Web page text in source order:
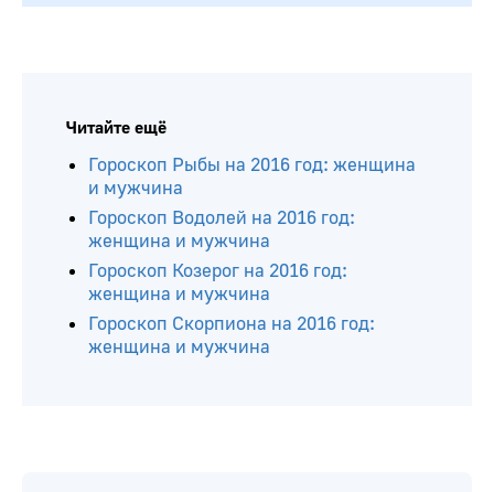
Читайте ещё
Гороскоп Рыбы на 2016 год: женщина
и мужчина
Гороскоп Водолей на 2016 год:
женщина и мужчина
Гороскоп Козерог на 2016 год:
женщина и мужчина
Гороскоп Скорпиона на 2016 год:
женщина и мужчина